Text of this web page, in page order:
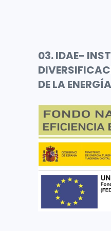
03. IDAE-
DE LA ENERGÍA